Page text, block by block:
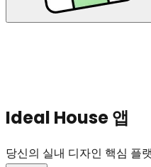
Ideal House 앱
당신의 실내 디자인 핵심 플